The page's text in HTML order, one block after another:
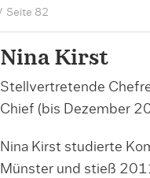
Seite 82
Nina Kirst
Stellvertretende
Chief (bis Dezember
Nina Kirst studierte
Münster und stieß